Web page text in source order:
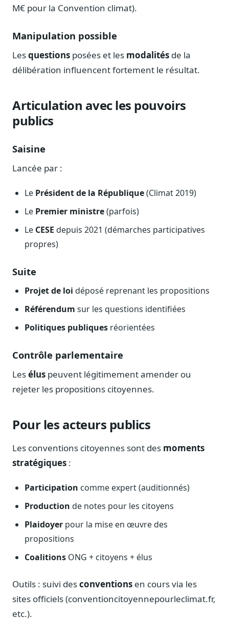
M€ pour la Convention climat).
Manipulation possible
Lesquestions posées et les modalités de la
délibération influencent fortement le résultat.
Articulation avec les pouvoirs
publics
Saisine
Lancée par :
Le Président de la République(Climat 2019)
Le Premier ministre(parfois)
Le CESE depuis 2021 (démarches participatives
propres)
Suite
Projet de loi déposé reprenant les propositions
Référendum sur les questions identifiées
Politiques publiques réorientées
Contrôle parlementaire
Lesélus peuvent légitimement amender ou
rejeter les propositions citoyennes.
Pour les acteurs publics
Les conventions citoyennes sont des moments
stratégiques :
Participation comme expert (auditionnés)
Production de notes pour les citoyens
Plaidoyer pour la mise en œuvre des
propositions
Coalitions ONG + citoyens + élus
Outils : suivi desconventions en cours via les
sites officiels (conventioncitoyennepourleclimat.fr,
etc.).